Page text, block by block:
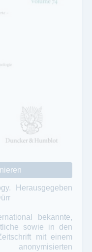
Herausgegeben
bekannte,
sowie in den
mit einem